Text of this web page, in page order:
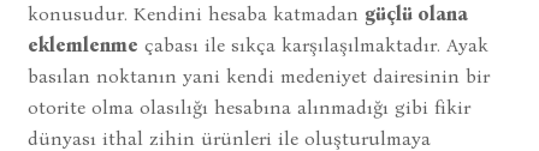
konusudur. Kendini hesaba katmadan güçlü olana
eklemlenme çabası ile sıkça karşılaşılmaktadır. Ayak
basılan noktanın yani kendi medeniyet dairesinin bir
otorite olma olasılığı hesabına alınmadığı gibi fikir
dünyası ithal zihin ürünleri ile oluşturulmaya